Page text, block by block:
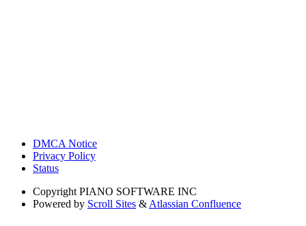
DMCA Notice
Privacy Policy
Status
Copyright PIANO SOFTWARE INC
Powered by Scroll Sites &Atlassian Confluence